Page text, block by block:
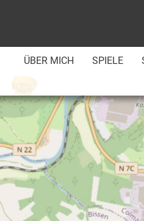
ÜBER MICH SPIELE